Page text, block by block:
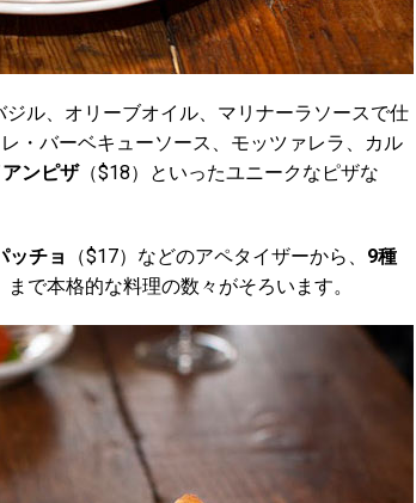
ル、オリーブオイル、マリナーラソースで仕
・バーベキューソース、モッツァレラ、カル
ンピザ（$18）といったユニークなピザな
ッチョ （$17）などのアペタイザーから、 9種
で本格的な料理の数々がそろいます。